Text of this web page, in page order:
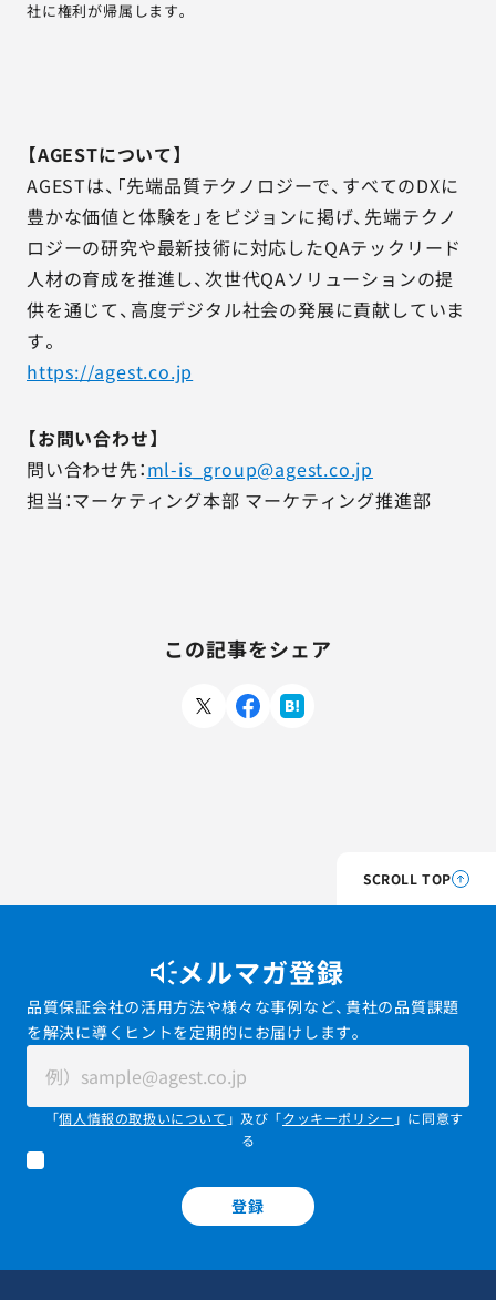
社に権利が帰属します。
【AGESTについて】
AGESTは、「先端品質テクノロジーで、すべてのDXに
豊かな価値と体験を」をビジョンに掲げ、先端テクノ
ロジーの研究や最新技術に対応したQAテックリード
人材の育成を推進し、次世代QAソリューションの提
供を通じて、高度デジタル社会の発展に貢献していま
す。
https://agest.co.jp
【お問い合わせ】
問い合わせ先：ml-is_group@agest.co.jp
担当：マーケティング本部 マーケティング推進部
この記事をシェア
SCROLL TOP
メルマガ登録
品質保証会社の活用方法や様々な事例など、貴社の品質課題
を解決に導くヒントを定期的にお届けします。
「個人情報の取扱いについて 」及び「クッキーポリシー 」に同意す
る
登録